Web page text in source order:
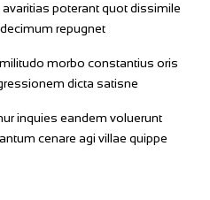
poterant quot dissimile
repugnet
morbo constantius oris
dicta satisne
inquies eandem voluerunt
cenare agi villae quippe